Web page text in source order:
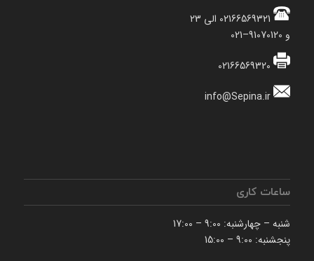
و 91070120–021
02166569320
info@Sepina.ir
ساعات کاری
شنبه – چهارشنبه: 9:00 – 17:00
پنجشنبه: 9:00 – 15:00